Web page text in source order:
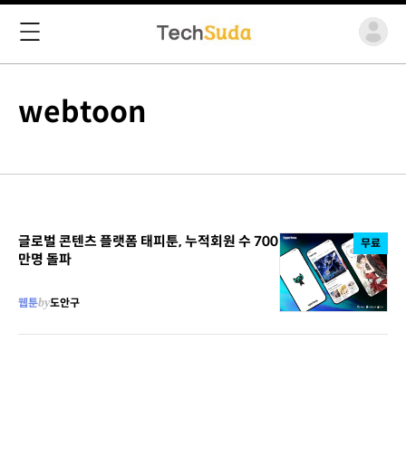
webtoon
글로벌 콘텐츠 플랫폼 태피툰, 누적회원 수 700
만명 돌파
웹툰by도안구
무료